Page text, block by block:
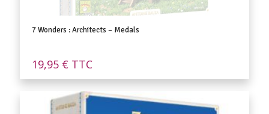
7 Wonders : Architects – Medals
19,95 € TTC